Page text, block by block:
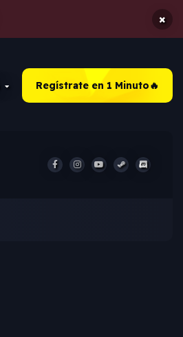
×
Regístrate en 1 Minuto🔥